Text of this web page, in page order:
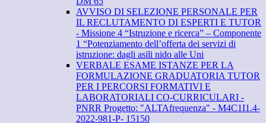
AVVISO DI SELEZIONE PERSONALE PER
IL RECLUTAMENTO DI ESPERTI E TUTOR
- Missione 4 “Istruzione e ricerca” – Componente
1 “Potenziamento dell’offerta dei servizi di
istruzione: dagli asili nido alle Uni
VERBALE ESAME ISTANZE PER LA
FORMULAZIONE GRADUATORIA TUTOR
PER I PERCORSI FORMATIVI E
LABORATORIALI CO-CURRICULARI -
PNRR Progetto: "ALTAfrequenza" - M4C1I1.4-
2022-981-P- 15150